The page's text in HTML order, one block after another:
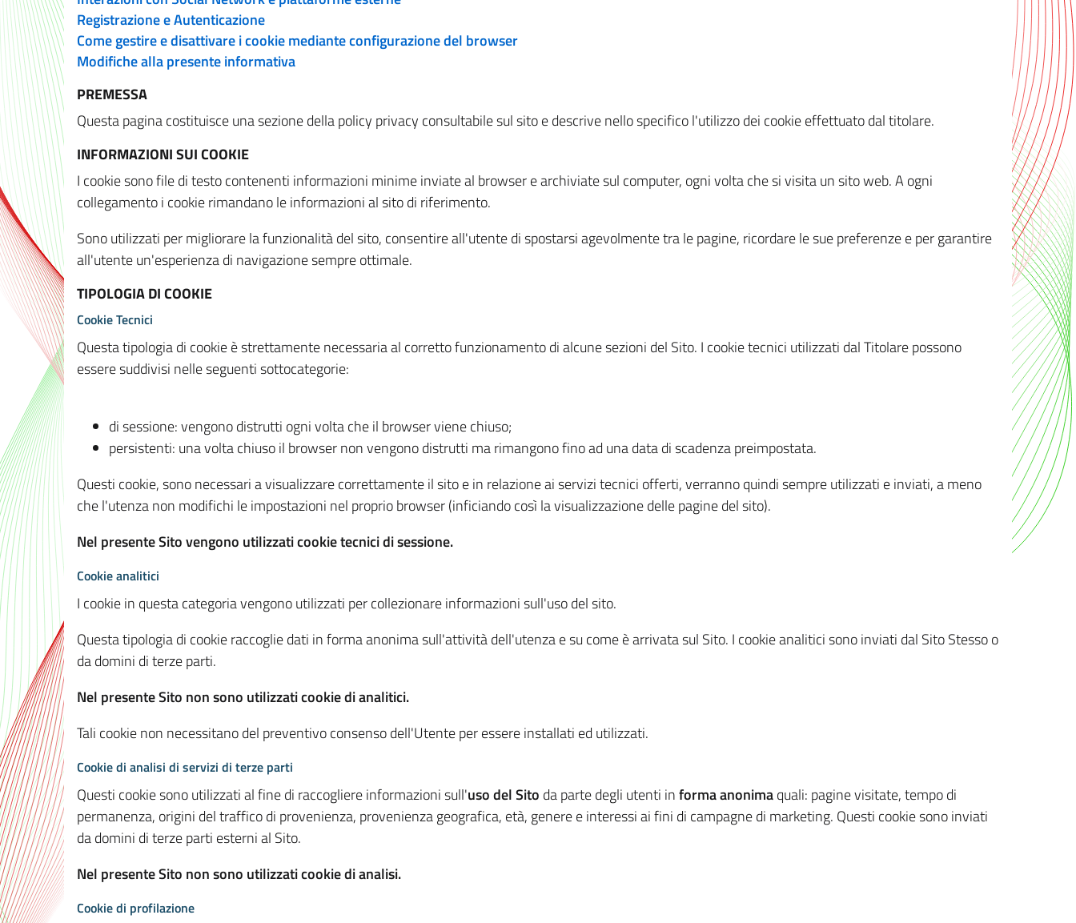
Registrazione e Autenticazione
Come gestire e disattivare i cookie mediante configurazione del browser
Modifiche alla presente informativa
PREMESSA
Questa pagina costituisce una sezione della policy privacy consultabile sul sito e descrive nello specifico l'utilizzo dei cookie effettuato dal titolare.
INFORMAZIONI SUI COOKIE
I cookie sono file di testo contenenti informazioni minime inviate al browser e archiviate sul computer, ogni volta che si visita un sito web. A ogni
collegamento i cookie rimandano le informazioni al sito di riferimento.
Sono utilizzati per migliorare la funzionalità del sito, consentire all'utente di spostarsi agevolmente tra le pagine, ricordare le sue preferenze e per garantire
all'utente un'esperienza di navigazione sempre ottimale.
TIPOLOGIA DI COOKIE
Cookie Tecnici
Questa tipologia di cookie è strettamente necessaria al corretto funzionamento di alcune sezioni del Sito. I cookie tecnici utilizzati dal Titolare possono
essere suddivisi nelle seguenti sottocategorie:
di sessione: vengono distrutti ogni volta che il browser viene chiuso;
persistenti: una volta chiuso il browser non vengono distrutti ma rimangono fino ad una data di scadenza preimpostata.
Questi cookie, sono necessari a visualizzare correttamente il sito e in relazione ai servizi tecnici offerti, verranno quindi sempre utilizzati e inviati, a meno
che l'utenza non modifichi le impostazioni nel proprio browser (inficiando così la visualizzazione delle pagine del sito).
Nel presente Sito vengono utilizzati cookie tecnici di sessione.
Cookie analitici
I cookie in questa categoria vengono utilizzati per collezionare informazioni sull'uso del sito.
Questa tipologia di cookie raccoglie dati in forma anonima sull'attività dell'utenza e su come è arrivata sul Sito. I cookie analitici sono inviati dal Sito Stesso o
da domini di terze parti.
Nel presente Sito non sono utilizzati cookie di analitici.
Tali cookie non necessitano del preventivo consenso dell'Utente per essere installati ed utilizzati.
Cookie di analisi di servizi di terze parti
Questi cookie sono utilizzati al fine di raccogliere informazioni sull'uso del Sito da parte degli utenti informa anonimaquali: pagine visitate, tempo di
permanenza, origini del traffico di provenienza, provenienza geografica, età, genere e interessi ai fini di campagne di marketing. Questi cookie sono inviati
da domini di terze parti esterni al Sito.
Nel presente Sito non sono utilizzati cookie di analisi.
Cookie di profilazione